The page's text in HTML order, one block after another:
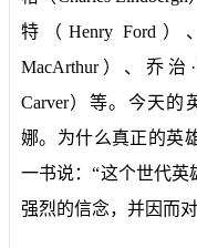
特（ Henry Ford ）
MacArthur）、乔治
Carver）等。今天的
娜。为什么真正的英
一书说：“这个世代
强烈的信念，并因而